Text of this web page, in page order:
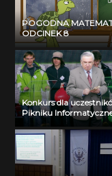
POGODNA
ODCINEK 8
Konkurs dla
Pikniku